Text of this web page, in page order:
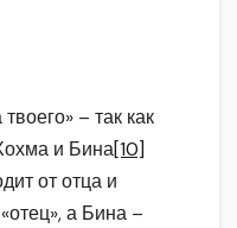
– так как
и Бина[10]
от отца и
а Бина –